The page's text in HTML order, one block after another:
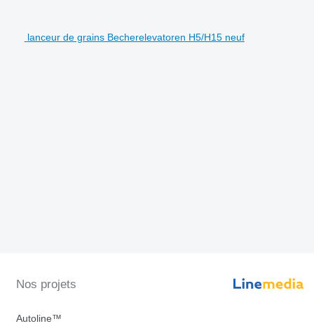
lanceur de grains Becherelevatoren H5/H15 neuf
Nos projets
Autoline™